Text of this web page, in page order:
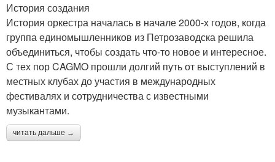
История создания
История оркестра началась в начале 2000-х годов, когда
группа единомышленников из Петрозаводска решила
объединиться, чтобы создать что-то новое и интересное.
С тех пор CAGMO прошли долгий путь от выступлений в
местных клубах до участия в международных
фестивалях и сотрудничества с известными
музыкантами.
читать дальше →